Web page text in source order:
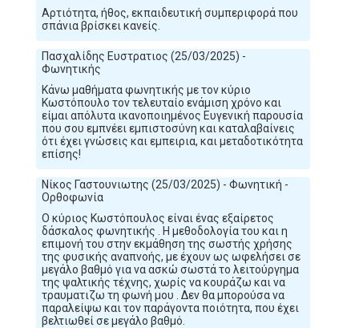
Αρτιότητα, ήθος, εκπαιδευτική συμπεριφορά που
σπάνια βρίσκει κανείς.
Πασχαλίδης Ευστρατιος (25/03/2025) -
Φωνητικής
Κάνω μαθήματα φωνητικής με τον κύριο
Κωστόπουλο τον τελευταίο ενάμιση χρόνο και
είμαι απόλυτα ικανοποιημένος Ευγενική παρουσία
που σου εμπνέει εμπιστοσύνη και καταλαβαίνεις
ότι έχει γνώσεις και εμπειρια, και μεταδοτικότητα
επίσης!
Νίκος Γαστουνιωτης (25/03/2025) - Φωνητική -
Ορθοφωνία
Ο κύριος Κωστόπουλος είναι ένας εξαίρετος
δάσκαλος φωνητικής . Η μεθοδολογία του και η
επιμονή του στην εκμάθηση της σωστής χρήσης
της φυσικής αναπνοής, με έχουν ως ωφελήσει σε
μεγάλο βαθμό για να ασκώ σωστά το λειτούργημα
της ψαλτικής τέχνης, χωρίς να κουράζω και να
τραυματιζω τη φωνή μου . Δεν θα μπορούσα να
παραλείψω και τον παράγοντα ποιότητα, που έχει
βελτιωθεί σε μεγάλο βαθμό.